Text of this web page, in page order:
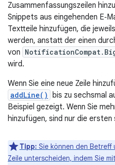
Zusammenfassungszeilen
Snippets aus eingehenden
Textteile hinzufügen, die
werden, anstatt der einen
von
wird.
Wenn Sie eine neue Zeile
addLine() bis zu sechsmal
Beispiel gezeigt. Wenn Sie
hinzufügen, sind nur die
Tipp: Sie können den Betreff
Zeile unterscheiden, indem Sie